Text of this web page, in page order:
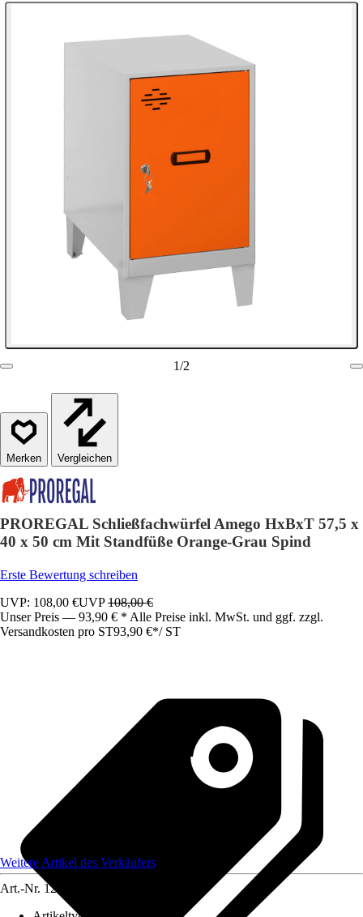
1/2
Vergleichen
PROREGAL Schließfachwürfel Amego HxBxT 57,5 x
40 x 50 cm Mit Standfüße Orange-Grau Spind
Erste Bewertung schreiben
UVP: 108,00 €UVP108,00 €
Unser Preis — 93,90 € * Alle Preise inkl. MwSt. und ggf. zzgl.
Versandkosten pro ST93,90 €*/ ST
Weitere Artikel des Verkäufers
Art.-Nr. 12583420